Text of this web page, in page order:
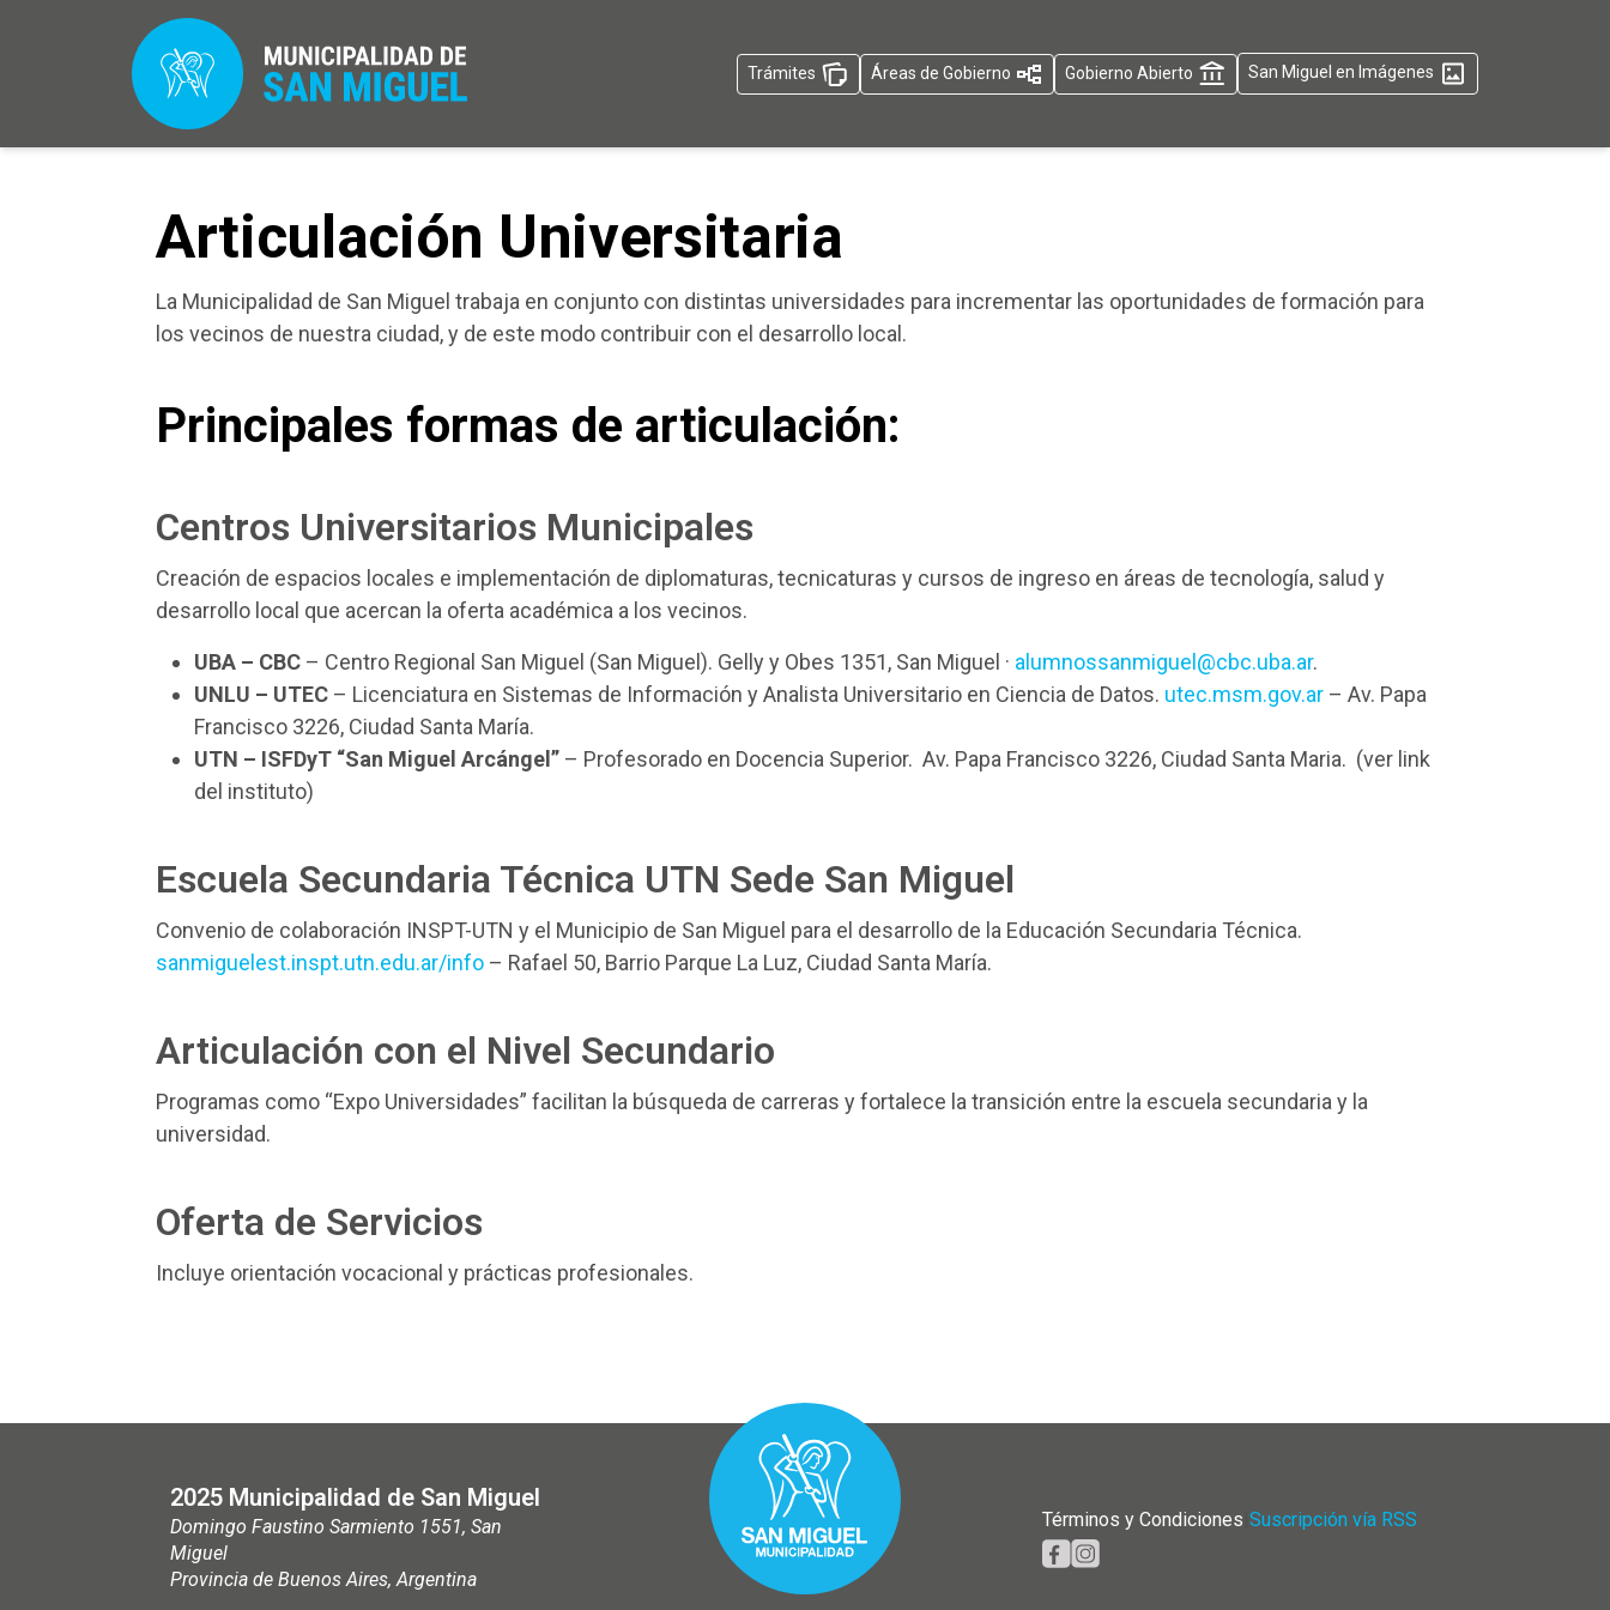
Trámites Áreas de Gobierno Gobierno Abierto San Miguel en Imágenes
Articulación Universitaria
La Municipalidad de San Miguel trabaja en conjunto con distintas universidades para incrementar las oportunidades de formación para
los vecinos de nuestra ciudad, y de este modo contribuir con el desarrollo local.
Principales formas de articulación:
Centros Universitarios Municipales
Creación de espacios locales e implementación de diplomaturas, tecnicaturas y cursos de ingreso en áreas de tecnología, salud y
desarrollo local que acercan la oferta académica a los vecinos.
UBA – CBC – Centro Regional San Miguel (San Miguel). Gelly y Obes 1351, San Miguel · alumnossanmiguel@cbc.uba.ar.
UNLU – UTEC – Licenciatura en Sistemas de Información y Analista Universitario en Ciencia de Datos. utec.msm.gov.ar – Av. Papa
Francisco 3226, Ciudad Santa María.
UTN – ISFDyT “San Miguel Arcángel” – Profesorado en Docencia Superior. Av. Papa Francisco 3226, Ciudad Santa Maria. (ver link
del instituto)
Escuela Secundaria Técnica UTN Sede San Miguel
Convenio de colaboración INSPT-UTN y el Municipio de San Miguel para el desarrollo de la Educación Secundaria Técnica.
sanmiguelest.inspt.utn.edu.ar/info – Rafael 50, Barrio Parque La Luz, Ciudad Santa María.
Articulación con el Nivel Secundario
Programas como “Expo Universidades” facilitan la búsqueda de carreras y fortalece la transición entre la escuela secundaria y la
universidad.
Oferta de Servicios
Incluye orientación vocacional y prácticas profesionales.
2025 Municipalidad de San Miguel
Domingo Faustino Sarmiento 1551, San
Miguel
Provincia de Buenos Aires, Argentina
Términos y Condiciones Suscripción vía RSS